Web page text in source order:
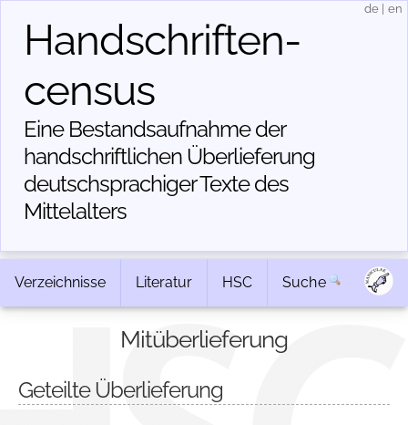
Handschriften­
census
Eine Bestandsaufnahme der
handschriftlichen Über­lieferung
deutschsprachiger Texte des
Mittelalters
de en
Verzeichnisse Literatur HSC Suche
Mitüberlieferung
Geteilte Überlieferung